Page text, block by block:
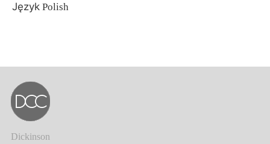
Język Polish
Dickinson